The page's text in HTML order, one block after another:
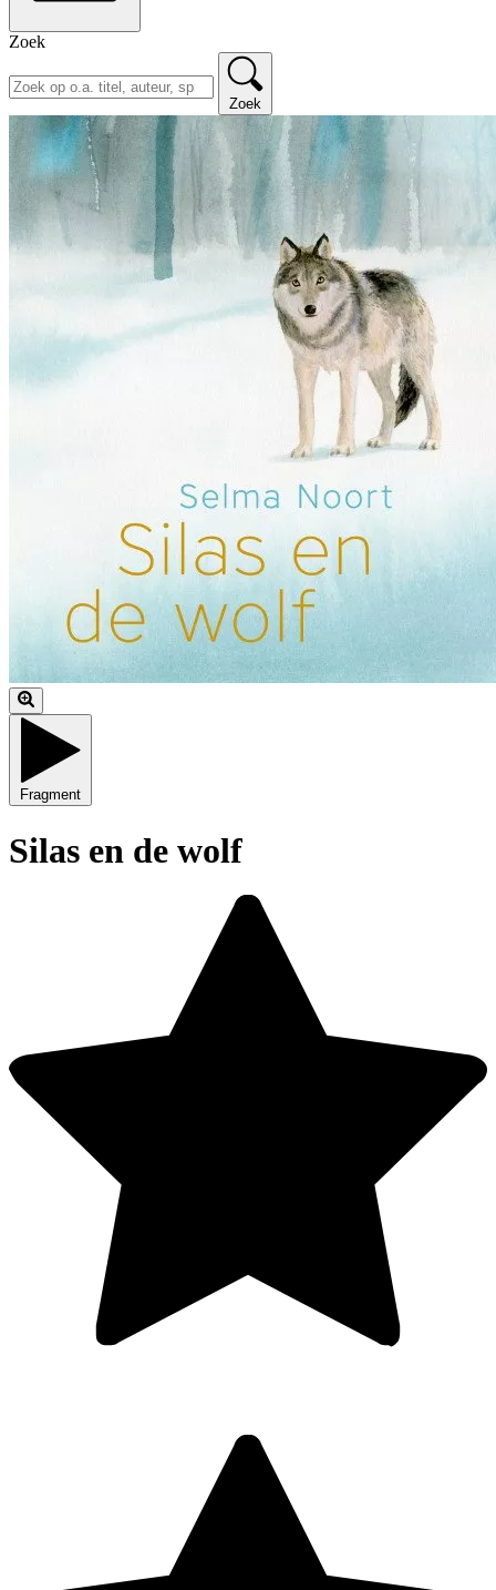
Zoek
Zoek
Fragment
Silas en de wolf